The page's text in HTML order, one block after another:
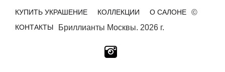
КУПИТЬ УКРАШЕНИЕ КОЛЛЕКЦИИ
О САЛОНЕ
КОНТАКТЫ
©
Бриллианты Москвы. 2026 г.